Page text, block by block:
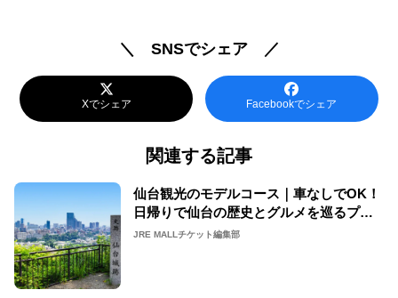
＼ SNSでシェア ／
Xでシェア Facebookでシェア
関連する記事
仙台観光のモデルコース｜車なしでOK！
日帰りで仙台の歴史とグルメを巡るプラ
ン【2026年】
JRE MALLチケット編集部